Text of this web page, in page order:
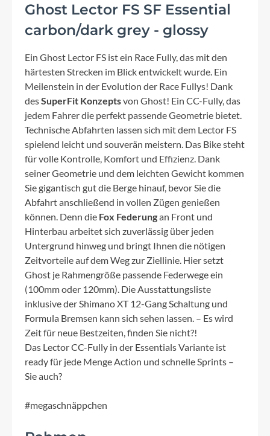
Ghost Lector FS SF Essential
carbon/dark grey - glossy
Ein Ghost Lector FS ist ein Race Fully, das mit den
härtesten Strecken im Blick entwickelt wurde. Ein
Meilenstein in der Evolution der Race Fullys! Dank
desSuperFit Konzeptsvon Ghost! Ein CC-Fully, das
jedem Fahrer die perfekt passende Geometrie bietet.
Technische Abfahrten lassen sich mit dem Lector FS
spielend leicht und souverän meistern. Das Bike steht
für volle Kontrolle, Komfort und Effizienz. Dank
seiner Geometrie und dem leichten Gewicht kommen
Sie gigantisch gut die Berge hinauf, bevor Sie die
Abfahrt anschließend in vollen Zügen genießen
können. Denn die Fox Federungan Front und
Hinterbau arbeitet sich zuverlässig über jeden
Untergrund hinweg und bringt Ihnen die nötigen
Zeitvorteile auf dem Weg zur Ziellinie. Hier setzt
Ghost je Rahmengröße passende Federwege ein
(100mm oder 120mm). Die Ausstattungsliste
inklusive der Shimano XT 12-Gang Schaltung und
Formula Bremsen kann sich sehen lassen. – Es wird
Zeit für neue Bestzeiten, finden Sie nicht?!
Das Lector CC-Fully in der Essentials Variante ist
ready für jede Menge Action und schnelle Sprints –
Sie auch?
#megaschnäppchen